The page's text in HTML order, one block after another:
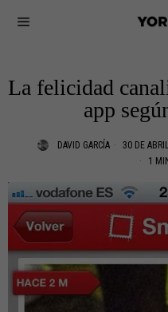
La felicidad
app
DAVID GARCÍA 30 DE
1